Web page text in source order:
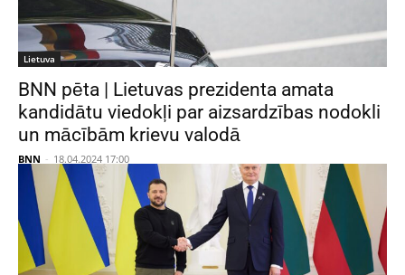
Lietuva
BNN pēta | Lietuvas prezidenta amata
kandidātu viedokļi par aizsardzības nodokli
un mācībām krievu valodā
BNN - 18.04.2024 17:00